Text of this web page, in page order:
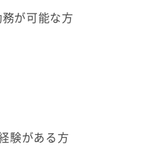
が可能な方
験がある方